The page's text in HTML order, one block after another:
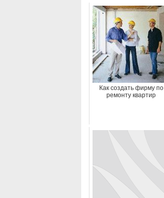
Как создать фирму по
ремонту квартир